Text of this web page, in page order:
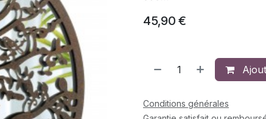
45,90 €
Conditions générales